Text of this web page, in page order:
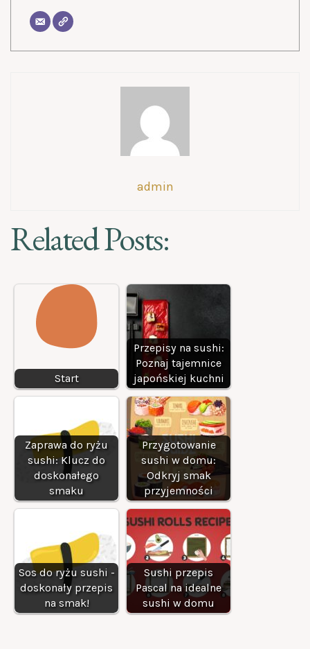
admin
Related Posts:
Start
Przepisy na sushi:
Poznaj tajemnice
japońskiej kuchni
Zaprawa do ryżu
sushi: Klucz do
doskonałego
smaku
Przygotowanie
sushi w domu:
Odkryj smak
przyjemności
Sos do ryżu sushi -
doskonały przepis
na smak!
Sushi przepis
Pascal na idealne
sushi w domu